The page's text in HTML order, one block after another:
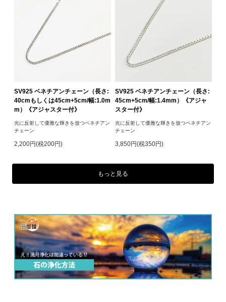
SV925 ベネチアンチェーン（長さ:
40cmもしくは45cm+5cm/幅:1.0m
m）《アジャスター付》
光に反射して優雅な輝きを放つベネチアン
チェーン
2,200円(税200円)
SV925 ベネチアンチェーン（長さ:
45cm+5cm/幅:1.4mm）《アジャ
スター付》
光に反射して優雅な輝きを放つベネチアン
チェーン
3,850円(税350円)
もっと見る